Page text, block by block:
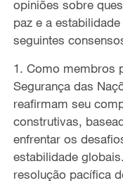
opiniões sobre
paz e a
seguintes consenso
1. Como membros
Segurança das
reafirmam seu
construtivas,
enfrentar os
estabilidade globais
resolução pacífica